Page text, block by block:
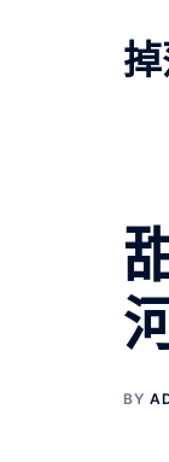
BY